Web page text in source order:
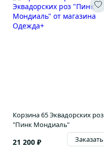
Корзина 65 Эквадорских роз
"Пинк Мондиаль"
21 200 ₽ Заказать